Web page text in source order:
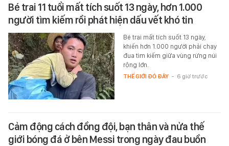
Bé trai 11 tuổi mất tích suốt 13 ngày, hơn 1.000
người tìm kiếm rồi phát hiện dấu vết khó tin
Bé trai mất tích suốt 13 ngày,
khiến hơn 1.000 người phải chạy
đua tìm kiếm giữa vùng rừng núi
rộng lớn.
THẾ GIỚI ĐÓ ĐÂY - 6 giờ trước
Cảm động cách đồng đội, bạn thân và nửa thế
giới bóng đá ở bên Messi trong ngày đau buồn